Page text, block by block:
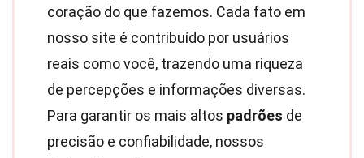
coração do que fazemos. Cada fato em
nosso site é contribuído por usuários
reais como você, trazendo uma riqueza
de percepções e informações diversas.
Para garantir os mais altos padrões de
precisão e confiabilidade, nossos